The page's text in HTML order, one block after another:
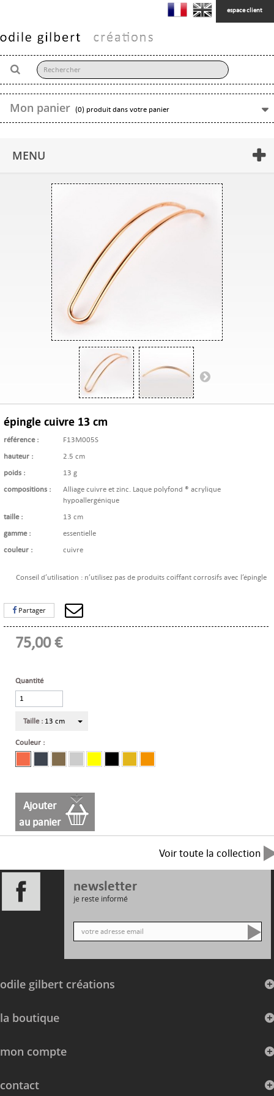
espace client
Mon panier (0) produit dans votre panier
MENU
épingle cuivre 13 cm
référence :
F13M005S
hauteur :
2.5 cm
poids :
13 g
compositions :
Alliage cuivre et zinc. Laque polyfond ® acrylique
hypoallergénique
taille :
13 cm
gamme :
essentielle
couleur :
cuivre
Conseil d’utilisation : n’utilisez pas de produits coiffant corrosifs avec l’épingle
Partager
75,00 €
Quantité
Taille : 13 cm
Couleur :
Ajouter
au panier
Voir toute la collection
newsletter
je reste informé
odile gilbert créations
la boutique
mon compte
contact